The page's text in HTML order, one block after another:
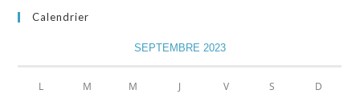
Calendrier
SEPTEMBRE 2023
L M M J V S D